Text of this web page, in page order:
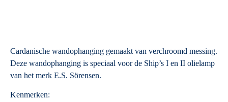
Cardanische wandophanging gemaakt van verchroomd messing.
Deze wandophanging is speciaal voor de Ship’s I en II olielamp
van het merk E.S. Sörensen.
Kenmerken: